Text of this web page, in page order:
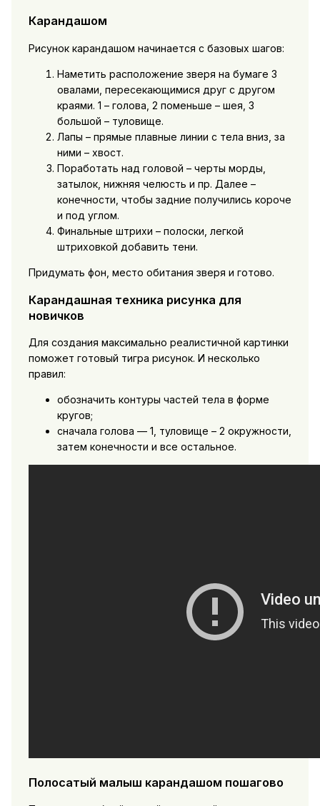
Карандашом
Рисунок карандашом начинается с базовых шагов:
Наметить расположение зверя на бумаге 3
овалами, пересекающимися друг с другом
краями. 1 – голова, 2 поменьше – шея, 3
большой – туловище.
Лапы – прямые плавные линии с тела вниз, за
ними – хвост.
Поработать над головой – черты морды,
затылок, нижняя челюсть и пр. Далее –
конечности, чтобы задние получились короче
и под углом.
Финальные штрихи – полоски, легкой
штриховкой добавить тени.
Придумать фон, место обитания зверя и готово.
Карандашная техника рисунка для
новичков
Для создания максимально реалистичной картинки
поможет готовый тигра рисунок. И несколько
правил:
обозначить контуры частей тела в форме
кругов;
сначала голова — 1, туловище – 2 окружности,
затем конечности и все остальное.
Полосатый малыш карандашом пошагово